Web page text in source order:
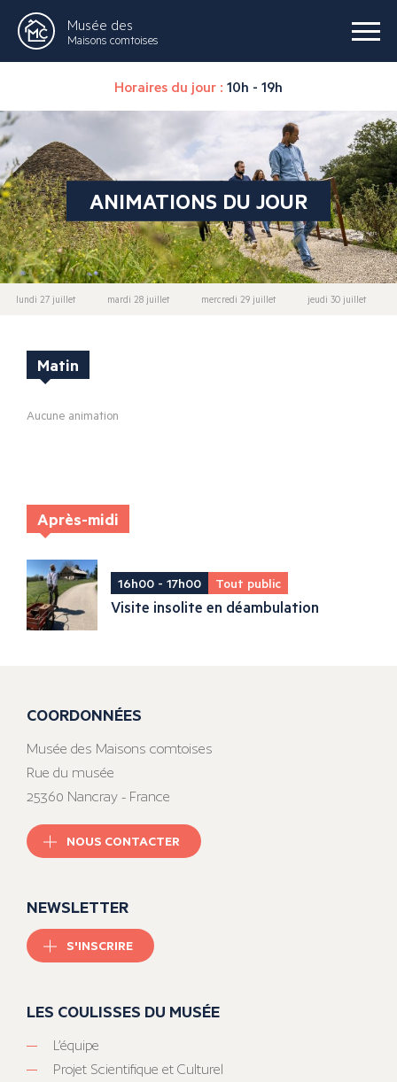
Musée des
Maisons comtoises
Horaires du jour : 10h - 19h
ANIMATIONS DU JOUR
lundi 27 juillet mardi 28 juillet mercredi 29 juillet jeudi 30 juillet
Matin
Aucune animation
Après-midi
16h00 - 17h00 Tout public
Visite insolite en déambulation
COORDONNÉES
Musée des Maisons comtoises
Rue du musée
25360 Nancray - France
NOUS CONTACTER
NEWSLETTER
S'INSCRIRE
LES COULISSES DU MUSÉE
L’équipe
Projet Scientifique et Culturel